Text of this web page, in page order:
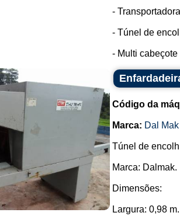
-
- Túnel de
- Multi cabeçote
Código da
Marca: Dal Mak
Túnel de
Marca: Dalmak.
Dimensões:
Largura: 0,98 m.